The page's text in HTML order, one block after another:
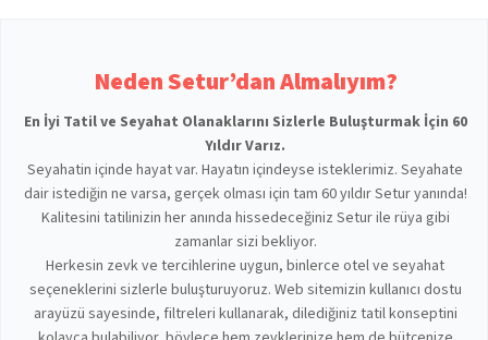
Neden Setur’dan Almalıyım?
En İyi Tatil ve Seyahat Olanaklarını Sizlerle Buluşturmak İçin 60
Yıldır Varız.
Seyahatin içinde hayat var. Hayatın içindeyse isteklerimiz. Seyahate
dair istediğin ne varsa, gerçek olması için tam 60 yıldır Setur yanında!
Kalitesini tatilinizin her anında hissedeceğiniz Setur ile rüya gibi
zamanlar sizi bekliyor.
Herkesin zevk ve tercihlerine uygun, binlerce otel ve seyahat
seçeneklerini sizlerle buluşturuyoruz. Web sitemizin kullanıcı dostu
arayüzü sayesinde, filtreleri kullanarak, dilediğiniz tatil konseptini